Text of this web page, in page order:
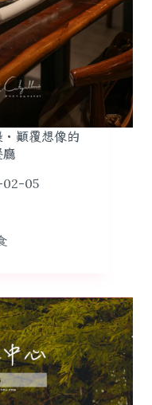
顛覆想像的
02-05